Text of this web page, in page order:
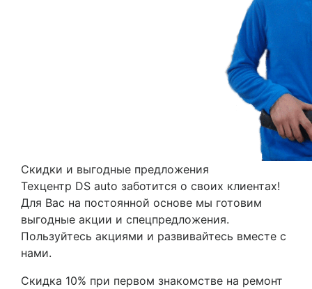
Скидки и выгодные предложения
Техцентр DS auto заботится о своих клиентах!
Для Вас на постоянной основе мы готовим
выгодные акции и спецпредложения.
Пользуйтесь акциями и развивайтесь вместе с
нами.
Скидка 10% при первом знакомстве на ремонт